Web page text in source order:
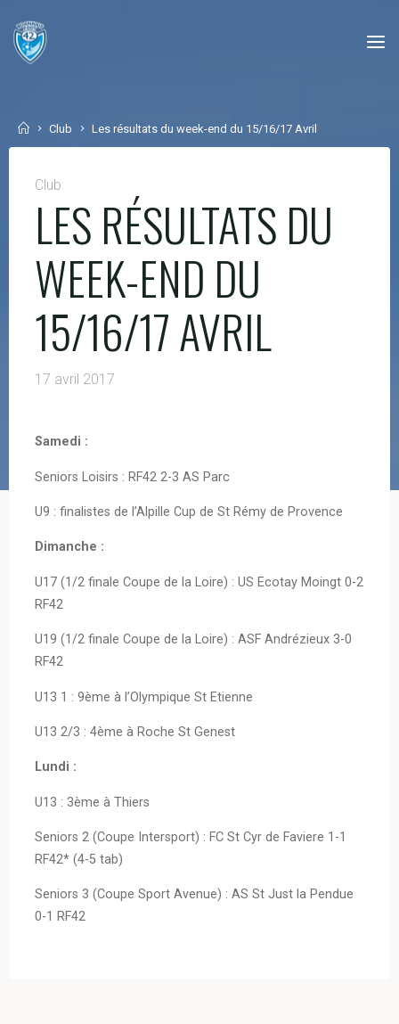
content
Home
Club Les résultats du week-end du 15/16/17 Avril
Club
LES RÉSULTATS DU
WEEK-END DU
15/16/17 AVRIL
17 avril 2017
Samedi :
Seniors Loisirs : RF42 2-3 AS Parc
U9 : finalistes de l’Alpille Cup de St Rémy de Provence
Dimanche :
U17 (1/2 finale Coupe de la Loire) : US Ecotay Moingt 0-2
RF42
U19 (1/2 finale Coupe de la Loire) : ASF Andrézieux 3-0
RF42
U13 1 : 9ème à l’Olympique St Etienne
U13 2/3 : 4ème à Roche St Genest
Lundi :
U13 : 3ème à Thiers
Seniors 2 (Coupe Intersport) : FC St Cyr de Faviere 1-1
RF42* (4-5 tab)
Seniors 3 (Coupe Sport Avenue) : AS St Just la Pendue
0-1 RF42